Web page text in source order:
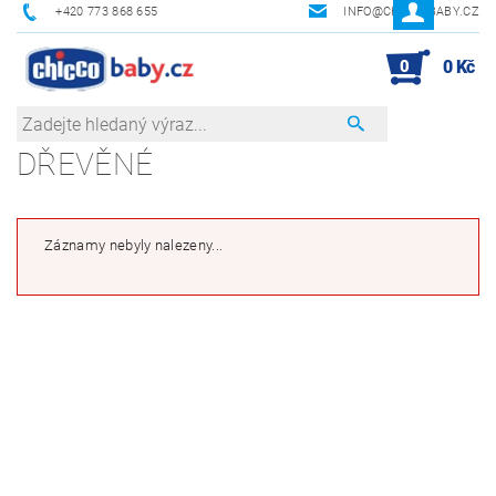
+420 773 868 655 INFO@CHICCOBABY.CZ
0 0 Kč
DŘEVĚNÉ
Záznamy nebyly nalezeny...